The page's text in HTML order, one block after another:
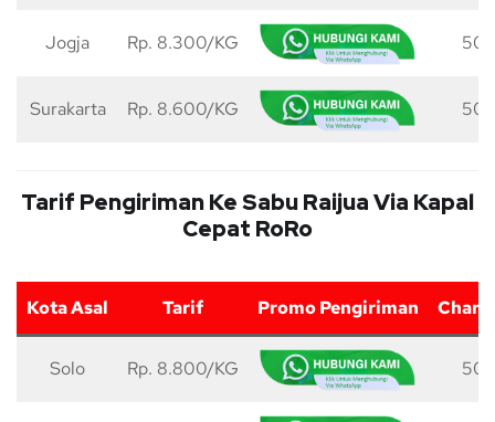
Jogja Rp. 8.300/KG 50
Surakarta Rp. 8.600/KG 50
Tarif Pengiriman Ke Sabu Raijua Via Kapal
Cepat RoRo
Kota Asal Tarif Promo Pengiriman
Solo Rp. 8.800/KG 50